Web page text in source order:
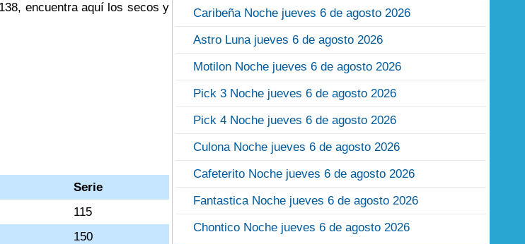
encuentra aquí los secos y
Serie
115
150
Caribeña Noche jueves 6 de agosto 2026
Astro Luna jueves 6 de agosto 2026
Motilon Noche jueves 6 de agosto 2026
Pick 3 Noche jueves 6 de agosto 2026
Pick 4 Noche jueves 6 de agosto 2026
Culona Noche jueves 6 de agosto 2026
Cafeterito Noche jueves 6 de agosto 2026
Fantastica Noche jueves 6 de agosto 2026
Chontico Noche jueves 6 de agosto 2026